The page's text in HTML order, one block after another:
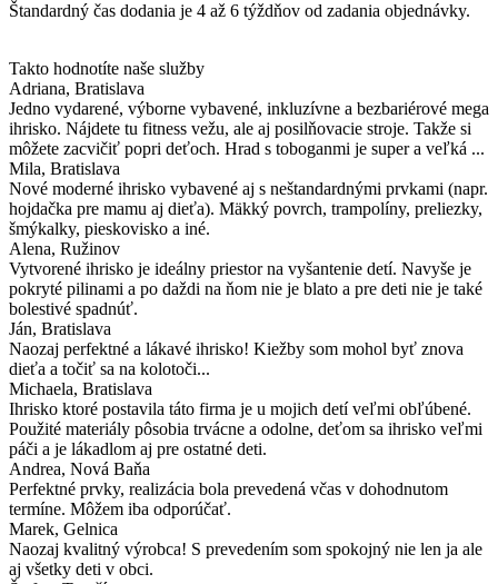
Štandardný čas dodania je 4 až 6 týždňov od zadania objednávky.
Takto hodnotíte naše služby
Adriana, Bratislava
Jedno vydarené, výborne vybavené, inkluzívne a bezbariérové mega
ihrisko. Nájdete tu fitness vežu, ale aj posilňovacie stroje. Takže si
môžete zacvičiť popri deťoch. Hrad s toboganmi je super a veľká ...
Mila, Bratislava
Nové moderné ihrisko vybavené aj s neštandardnými prvkami (napr.
hojdačka pre mamu aj dieťa). Mäkký povrch, trampolíny, preliezky,
šmýkalky, pieskovisko a iné.
Alena, Ružinov
Vytvorené ihrisko je ideálny priestor na vyšantenie detí. Navyše je
pokryté pilinami a po daždi na ňom nie je blato a pre deti nie je také
bolestivé spadnúť.
Ján, Bratislava
Naozaj perfektné a lákavé ihrisko! Kiežby som mohol byť znova
dieťa a točiť sa na kolotoči...
Michaela, Bratislava
Ihrisko ktoré postavila táto firma je u mojich detí veľmi obľúbené.
Použité materiály pôsobia trvácne a odolne, deťom sa ihrisko veľmi
páči a je lákadlom aj pre ostatné deti.
Andrea, Nová Baňa
Perfektné prvky, realizácia bola prevedená včas v dohodnutom
termíne. Môžem iba odporúčať.
Marek, Gelnica
Naozaj kvalitný výrobca! S prevedením som spokojný nie len ja ale
aj všetky deti v obci.